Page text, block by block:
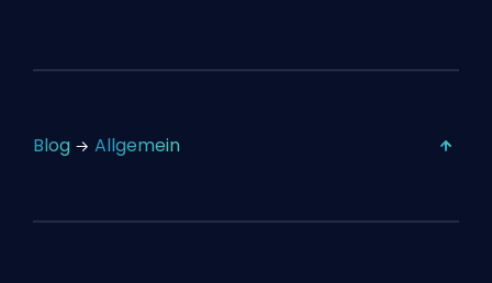
Blog Allgemein